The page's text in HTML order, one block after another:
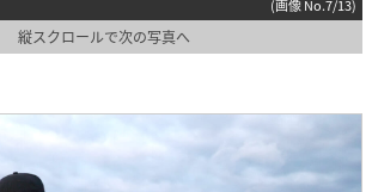
(画像 No.7/13)
縦スクロールで次の写真へ